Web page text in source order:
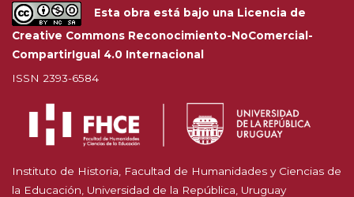
Esta obra está bajo una Licencia de
Creative Commons Reconocimiento-NoComercial-
CompartirIgual 4.0 Internacional
ISSN 2393-6584
Instituto de Historia, Facultad de Humanidades y Ciencias de
la Educación, Universidad de la República, Uruguay